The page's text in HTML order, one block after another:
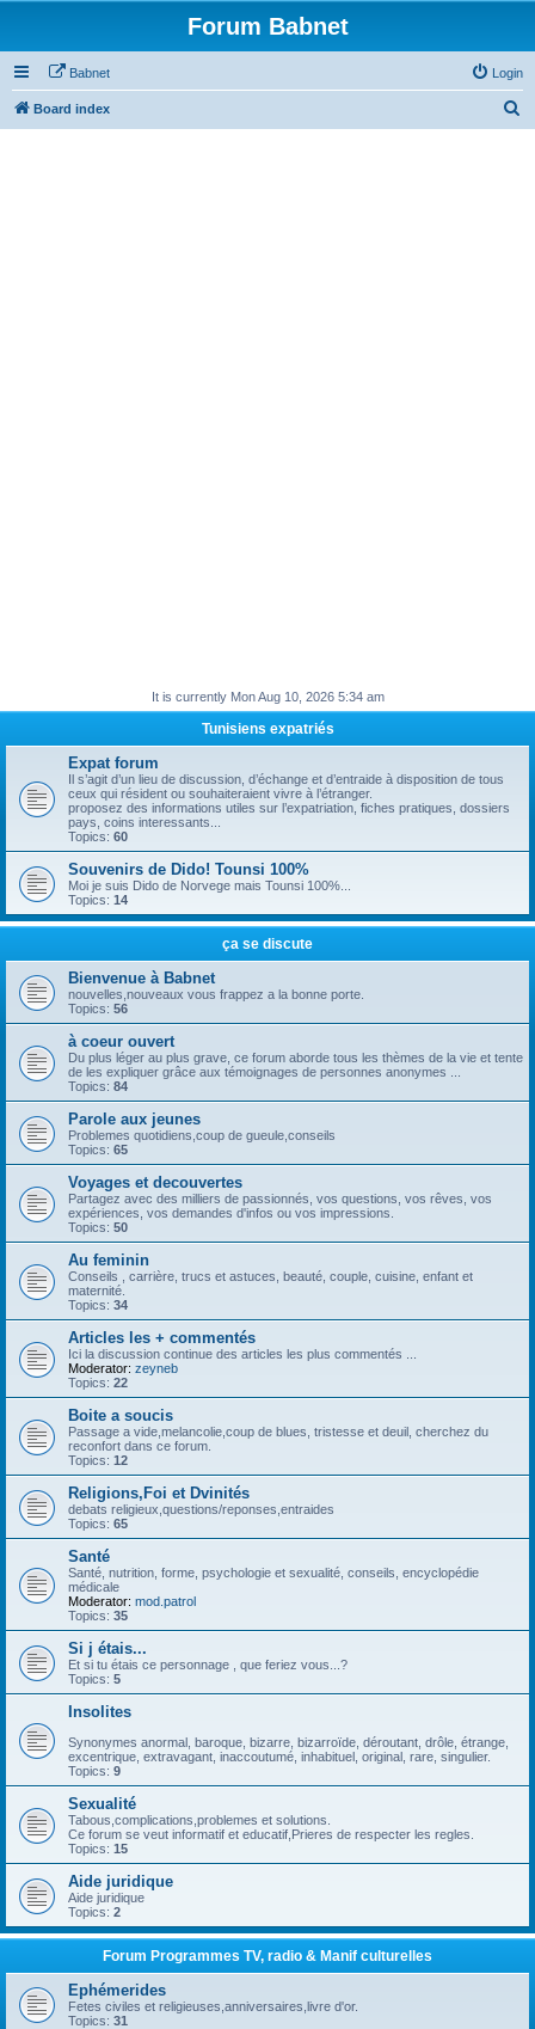
Forum Babnet
Babnet Login
Board index
It is currently Mon Aug 10, 2026 5:34 am
Tunisiens expatriés
Expat forum
Il s’agit d’un lieu de discussion, d’échange et d’entraide à disposition de tous
ceux qui résident ou souhaiteraient vivre à l’étranger.
proposez des informations utiles sur l’expatriation, fiches pratiques, dossiers
pays, coins interessants...
Topics: 60
Souvenirs de Dido! Tounsi 100%
Moi je suis Dido de Norvege mais Tounsi 100%...
Topics: 14
ça se discute
Bienvenue à Babnet
nouvelles,nouveaux vous frappez a la bonne porte.
Topics: 56
à coeur ouvert
Du plus léger au plus grave, ce forum aborde tous les thèmes de la vie et tente
de les expliquer grâce aux témoignages de personnes anonymes ...
Topics: 84
Parole aux jeunes
Problemes quotidiens,coup de gueule,conseils
Topics: 65
Voyages et decouvertes
Partagez avec des milliers de passionnés, vos questions, vos rêves, vos
expériences, vos demandes d'infos ou vos impressions.
Topics: 50
Au feminin
Conseils , carrière, trucs et astuces, beauté, couple, cuisine, enfant et
maternité.
Topics: 34
Articles les + commentés
Ici la discussion continue des articles les plus commentés ...
Moderator: zeyneb
Topics: 22
Boite a soucis
Passage a vide,melancolie,coup de blues, tristesse et deuil, cherchez du
reconfort dans ce forum.
Topics: 12
Religions,Foi et Dvinités
debats religieux,questions/reponses,entraides
Topics: 65
Santé
Santé, nutrition, forme, psychologie et sexualité, conseils, encyclopédie
médicale
Moderator: mod.patrol
Topics: 35
Si j étais...
Et si tu étais ce personnage , que feriez vous...?
Topics: 5
Insolites
Synonymes anormal, baroque, bizarre, bizarroïde, déroutant, drôle, étrange,
excentrique, extravagant, inaccoutumé, inhabituel, original, rare, singulier.
Topics: 9
Sexualité
Tabous,complications,problemes et solutions.
Ce forum se veut informatif et educatif,Prieres de respecter les regles.
Topics: 15
Aide juridique
Aide juridique
Topics: 2
Forum Programmes TV, radio & Manif culturelles
Ephémerides
Fetes civiles et religieuses,anniversaires,livre d'or.
Topics: 31